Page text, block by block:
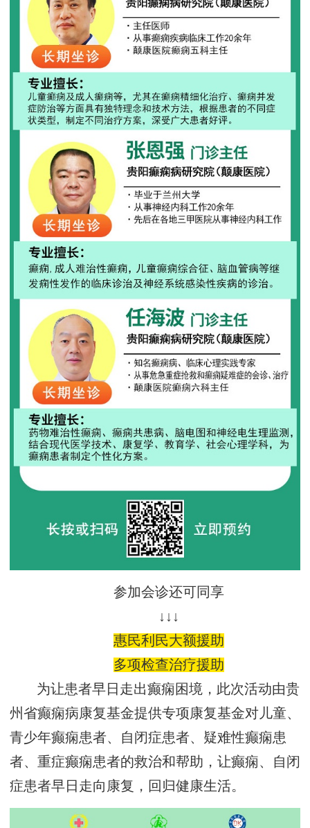
参加会诊还可同享
↓↓↓
惠民利民大额援助
多项检查治疗援助
为让患者早日走出癫痫困境，此次活动由贵
州省癫痫病康复基金提供专项康复基金对儿童、
青少年癫痫患者、自闭症患者、疑难性癫痫患
者、重症癫痫患者的救治和帮助，让癫痫、自闭
症患者早日走向康复，回归健康生活。